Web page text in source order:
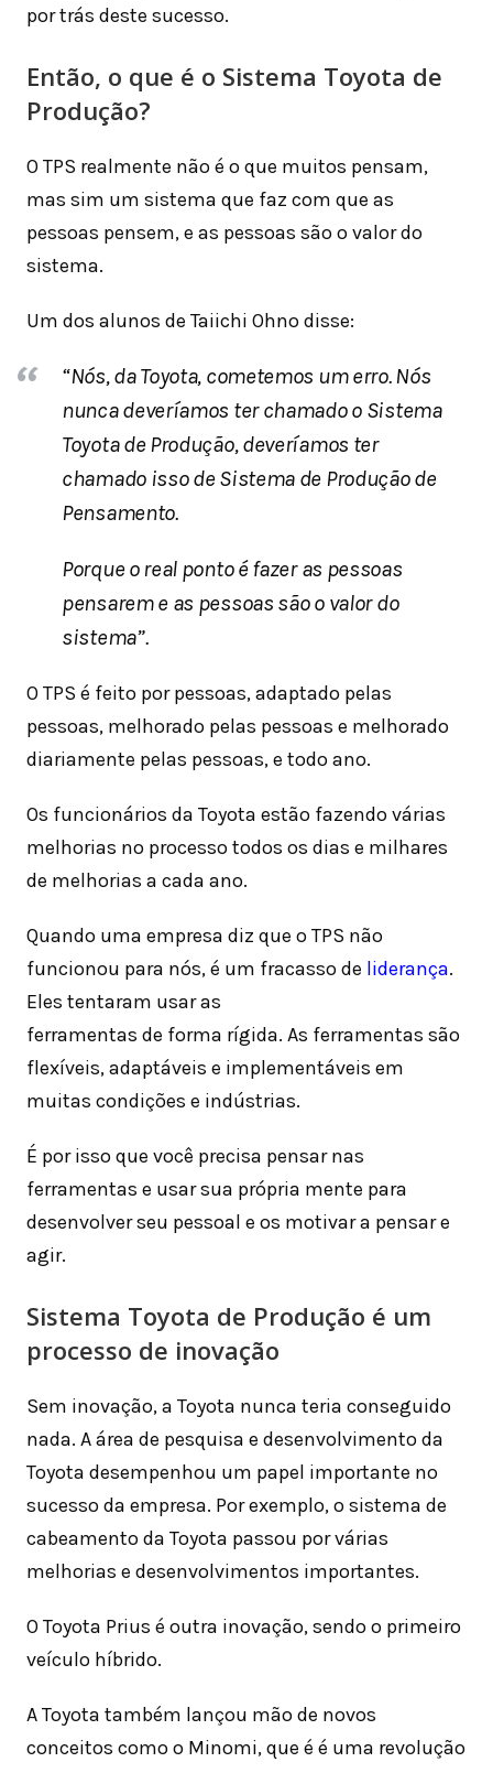
por trás deste sucesso.
Então, o que é o Sistema Toyota de
Produção?
O TPS realmente não é o que muitos pensam,
mas sim um sistema que faz com que as
pessoas pensem, e as pessoas são o valor do
sistema.
Um dos alunos de Taiichi Ohno disse:
“Nós, da Toyota, cometemos um erro. Nós
nunca deveríamos ter chamado o Sistema
Toyota de Produção, deveríamos ter
chamado isso de Sistema de Produção de
Pensamento.
Porque o real ponto é fazer as pessoas
pensarem e as pessoas são o valor do
sistema”.
O TPS é feito por pessoas, adaptado pelas
pessoas, melhorado pelas pessoas e melhorado
diariamente pelas pessoas, e todo ano.
Os funcionários da Toyota estão fazendo várias
melhorias no processo todos os dias e milhares
de melhorias a cada ano.
Quando uma empresa diz que o TPS não
funcionou para nós, é um fracasso de liderança.
Eles tentaram usar as
ferramentas de forma rígida. As ferramentas são
flexíveis, adaptáveis ​​e implementáveis ​​em
muitas condições e indústrias.
É por isso que você precisa pensar nas
ferramentas e usar sua própria mente para
desenvolver seu pessoal e os motivar a pensar e
agir.
Sistema Toyota de Produção é um
processo de inovação
Sem inovação, a Toyota nunca teria conseguido
nada. A área de pesquisa e desenvolvimento da
Toyota desempenhou um papel importante no
sucesso da empresa. Por exemplo, o sistema de
cabeamento da Toyota passou por várias
melhorias e desenvolvimentos importantes.
O Toyota Prius é outra inovação, sendo o primeiro
veículo híbrido.
A Toyota também lançou mão de novos
conceitos como o Minomi, que é é uma revolução